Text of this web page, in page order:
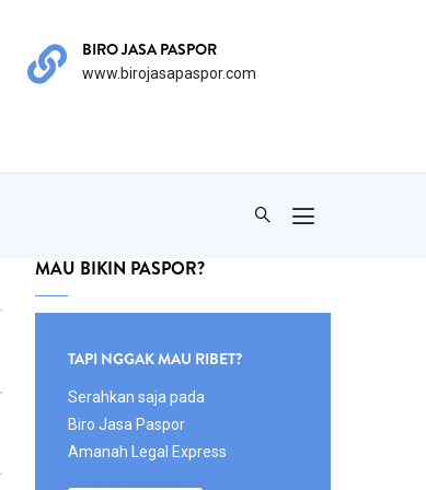
BIRO JASA PASPOR
www.birojasapaspor.com
MAU BIKIN PASPOR?
TAPI NGGAK MAU RIBET?
Serahkan saja pada
Biro Jasa Paspor
Amanah Legal Express